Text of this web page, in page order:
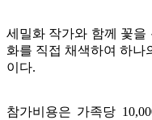
세밀화 작가와 함께 꽃을
화를 직접 채색하여 하나
이다.
참가비용은 가족당